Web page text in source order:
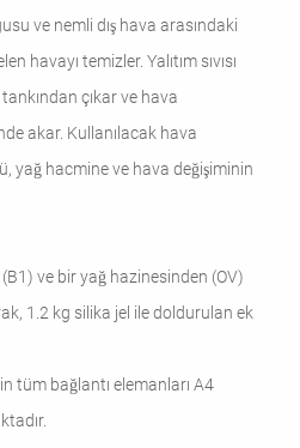
ve nemli dış hava arasındaki
havayı temizler. Yalıtım sıvısı
tankından çıkar ve hava
akar. Kullanılacak hava
yağ hacmine ve hava değişiminin
ve bir yağ hazinesinden (OV)
1.2 kg silika jel ile doldurulan ek
tüm bağlantı elemanları A4